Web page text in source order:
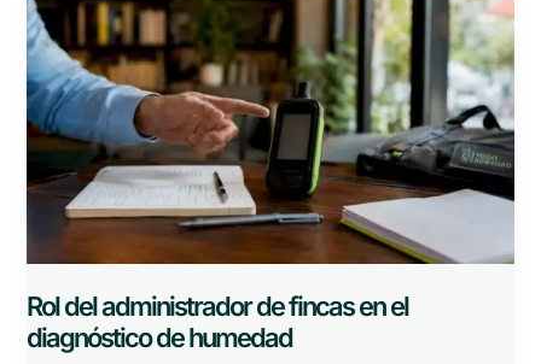
Rol del administrador de fincas en el
diagnóstico de humedad
administrador
de
fincas
en
el
diagnóstico
humedad